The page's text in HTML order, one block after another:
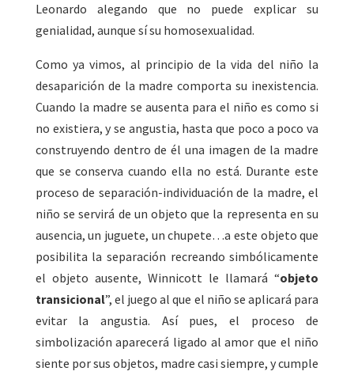
Leonardo alegando que no puede explicar su
genialidad, aunque sí su homosexualidad.
Como ya vimos, al principio de la vida del niño la
desaparición de la madre comporta su inexistencia.
Cuando la madre se ausenta para el niño es como si
no existiera, y se angustia, hasta que poco a poco va
construyendo dentro de él una imagen de la madre
que se conserva cuando ella no está. Durante este
proceso de separación-individuación de la madre, el
niño se servirá de un objeto que la representa en su
ausencia, un juguete, un chupete…a este objeto que
posibilita la separación recreando simbólicamente
el objeto ausente, Winnicott le llamará “objeto
transicional”, el juego al que el niño se aplicará para
evitar la angustia. Así pues, el proceso de
simbolización aparecerá ligado al amor que el niño
siente por sus objetos, madre casi siempre, y cumple